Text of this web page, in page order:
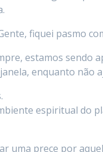
fiquei pasmo
estamos sendo
enquanto não
espiritual do
uma prece por